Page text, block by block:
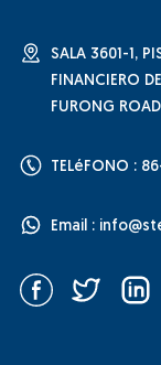
SALA 3601-1,
FINANCIERO
FURONG
TELéFONO :
Email :